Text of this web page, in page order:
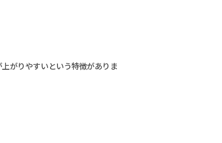
がりやすいという特徴がありま